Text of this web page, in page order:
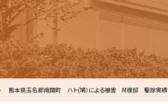
熊本県玉名郡南関町 ハト(鳩）による被害 M様邸 駆除実績